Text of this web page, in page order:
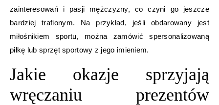
zainteresowań i pasji mężczyzny, co czyni go jeszcze
bardziej trafionym. Na przykład, jeśli obdarowany jest
miłośnikiem sportu, można zamówić spersonalizowaną
piłkę lub sprzęt sportowy z jego imieniem.
Jakie okazje sprzyjają
wręczaniu prezentów